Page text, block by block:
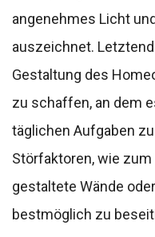
angenehmes Licht
auszeichnet.
Gestaltung des
zu schaffen, an dem
täglichen Aufgaben
Störfaktoren, wie
gestaltete Wände
bestmöglich zu